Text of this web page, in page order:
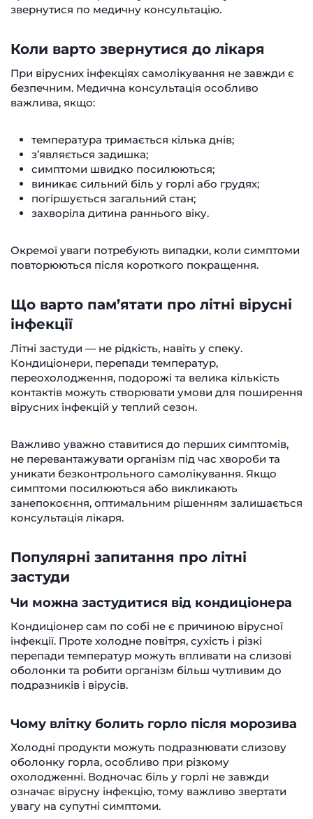
звернутися по медичну консультацію.
Коли варто звернутися до лікаря
При вірусних інфекціях самолікування не завжди є
безпечним. Медична консультація особливо
важлива, якщо:
температура тримається кілька днів;
з’являється задишка;
симптоми швидко посилюються;
виникає сильний біль у горлі або грудях;
погіршується загальний стан;
захворіла дитина раннього віку.
Окремої уваги потребують випадки, коли симптоми
повторюються після короткого покращення.
Що варто пам’ятати про літні вірусні
інфекції
Літні застуди — не рідкість, навіть у спеку.
Кондиціонери, перепади температур,
переохолодження, подорожі та велика кількість
контактів можуть створювати умови для поширення
вірусних інфекцій у теплий сезон.
Важливо уважно ставитися до перших симптомів,
не перевантажувати організм під час хвороби та
уникати безконтрольного самолікування. Якщо
симптоми посилюються або викликають
занепокоєння, оптимальним рішенням залишається
консультація лікаря.
Популярні запитання про літні
застуди
Чи можна застудитися від кондиціонера
Кондиціонер сам по собі не є причиною вірусної
інфекції. Проте холодне повітря, сухість і різкі
перепади температур можуть впливати на слизові
оболонки та робити організм більш чутливим до
подразників і вірусів.
Чому влітку болить горло після морозива
Холодні продукти можуть подразнювати слизову
оболонку горла, особливо при різкому
охолодженні. Водночас біль у горлі не завжди
означає вірусну інфекцію, тому важливо звертати
увагу на супутні симптоми.